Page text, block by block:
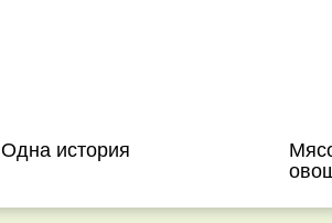
Одна история